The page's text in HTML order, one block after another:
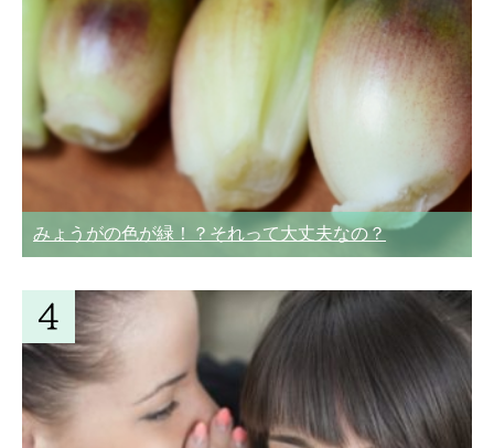
みょうがの色が緑！？それって大丈夫なの？